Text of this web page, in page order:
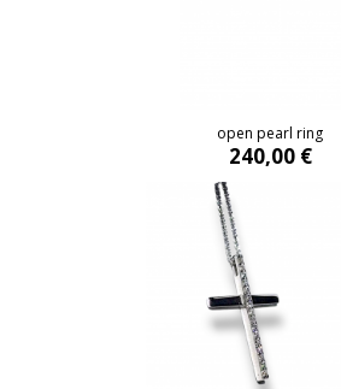
open pearl ring
240,00 €
brilliant cross
428,00 €